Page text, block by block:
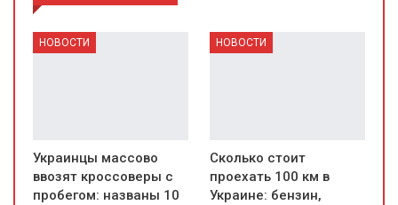
НОВОСТИ
Украинцы массово
ввозят кроссоверы с
пробегом: названы 10
НОВОСТИ
Сколько стоит
проехать 100 км в
Украине: бензин,